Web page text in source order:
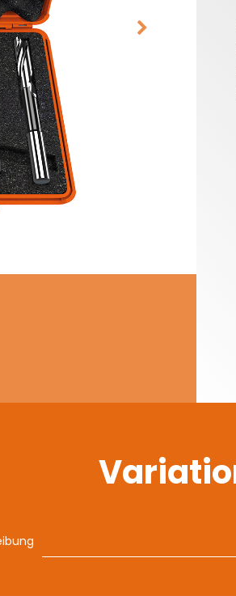
MESSERKÖPFE UND
MESSER/WENDEPLATTEN